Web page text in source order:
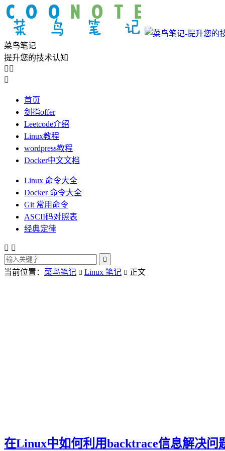
菜鸟笔记
提升您的技术认知
 

首页
剑指offer
Leetcode介绍
Linux教程
wordpress教程
Docker中文文档
Linux 命令大全
Docker 命令大全
Git 常用命令
ASCII码对照表
经典定律
 

当前位置： 菜鸟笔记  Linux 笔记  正文
在Linux中如何利用backtrace信息解决问